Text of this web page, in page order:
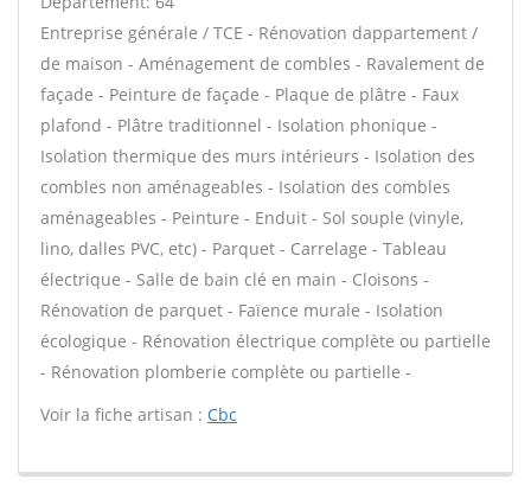
Entreprise générale / TCE - Rénovation dappartement /
de maison - Aménagement de combles - Ravalement de
façade - Peinture de façade - Plaque de plâtre - Faux
plafond - Plâtre traditionnel - Isolation phonique -
Isolation thermique des murs intérieurs - Isolation des
combles non aménageables - Isolation des combles
aménageables - Peinture - Enduit - Sol souple (vinyle,
lino, dalles PVC, etc) - Parquet - Carrelage - Tableau
électrique - Salle de bain clé en main - Cloisons -
Rénovation de parquet - Faïence murale - Isolation
écologique - Rénovation électrique complète ou partielle
- Rénovation plomberie complète ou partielle -
Voir la fiche artisan : Cbc